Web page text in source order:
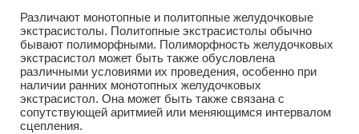
Различают монотопные и политопные желудочковые
экстрасистолы. Политопные экстрасистолы обычно
бывают полиморфными. Полиморфность желудочковых
экстрасистол может быть также обусловлена
различными условиями их проведения, особенно при
наличии ранних монотопных желудочковых
экстрасистол. Она может быть также связана с
сопутствующей аритмией или меняющимся интервалом
сцепления.